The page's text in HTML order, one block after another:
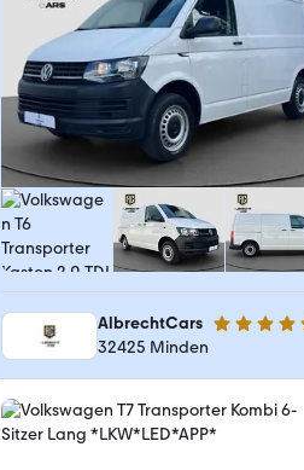
AlbrechtCars 4.9 Sterne
32425 Minden